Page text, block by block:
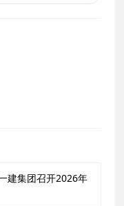
建集团召开2026年